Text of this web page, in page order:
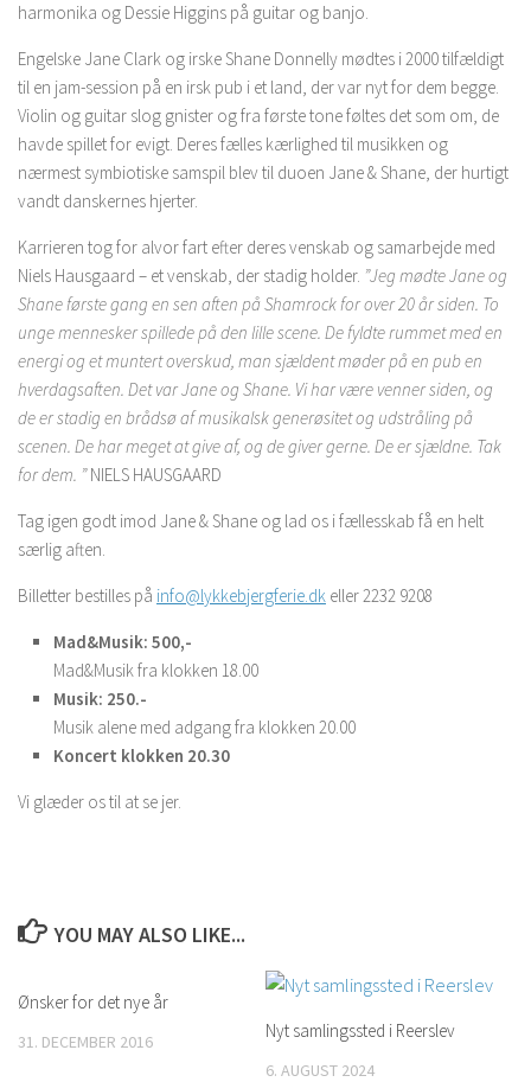
harmonika og Dessie Higgins på guitar og banjo.
Engelske Jane Clark og irske Shane Donnelly mødtes i 2000 tilfældigt
til en jam-session på en irsk pub i et land, der var nyt for dem begge.
Violin og guitar slog gnister og fra første tone føltes det som om, de
havde spillet for evigt. Deres fælles kærlighed til musikken og
nærmest symbiotiske samspil blev til duoen Jane & Shane, der hurtigt
vandt danskernes hjerter.
Karrieren tog for alvor fart efter deres venskab og samarbejde med
Niels Hausgaard – et venskab, der stadig holder. ”Jeg mødte Jane og
Shane første gang en sen aften på Shamrock for over 20 år siden. To
unge mennesker spillede på den lille scene. De fyldte rummet med en
energi og et muntert overskud, man sjældent møder på en pub en
hverdagsaften. Det var Jane og Shane. Vi har være venner siden, og
de er stadig en brådsø af musikalsk generøsitet og udstråling på
scenen. De har meget at give af, og de giver gerne. De er sjældne. Tak
for dem. ”NIELS HAUSGAARD
Tag igen godt imod Jane & Shane og lad os i fællesskab få en helt
særlig aften.
Billetter bestilles på info@lykkebjergferie.dk eller 2232 9208
Mad&Musik: 500,-
Mad&Musik fra klokken 18.00
Musik: 250.-
Musik alene med adgang fra klokken 20.00
Koncert klokken 20.30
Vi glæder os til at se jer.
YOU MAY ALSO LIKE...
Ønsker for det nye år
31. DECEMBER 2016 Nyt samlingssted i Reerslev
6. AUGUST 2024